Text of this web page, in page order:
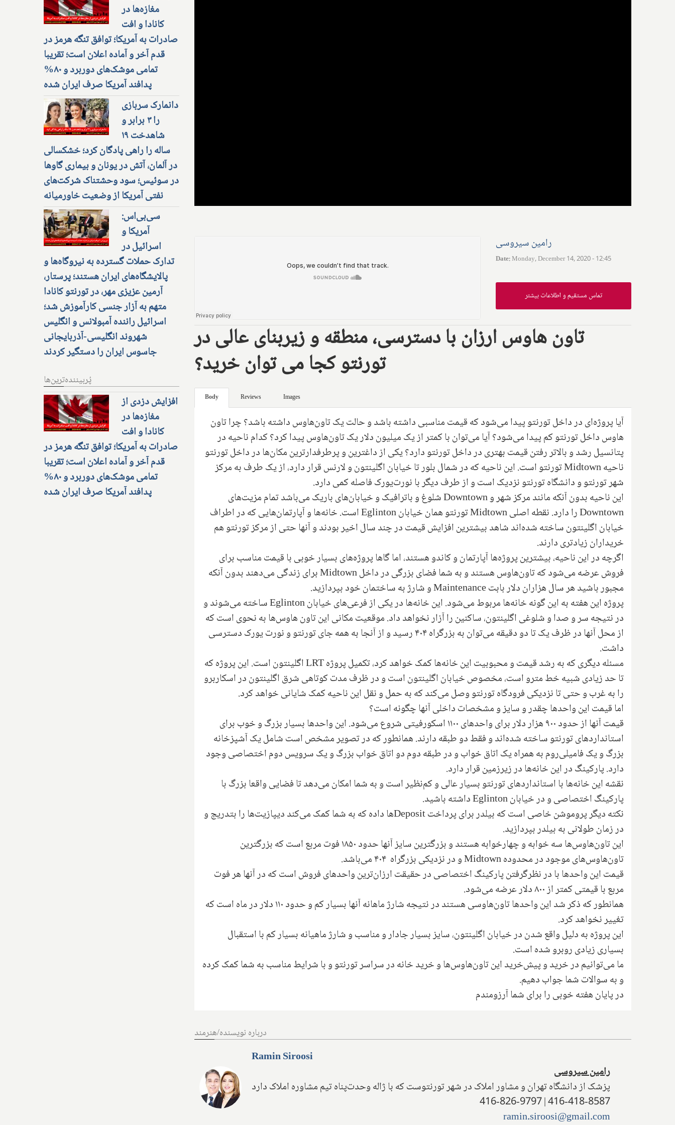
رامین سیروسی
Date:Monday, December 14, 2020 - 12:45
تماس مستقیم و اطلاعات بیشتر
تاون هاوس ارزان با دسترسی، منطقه و زیربنای عالی در
تورنتو کجا می توان خرید؟
Body Reviews Images
آیا پروژه‌ای در داخل تورنتو پیدا می‌شود که قیمت مناسبی داشته باشد و حالت یک تاون‌هاوس داشته باشد؟ چرا تاون
هاوس داخل تورنتو کم پیدا می‌شود؟ آیا می‌توان با کمتر از یک میلیون دلار یک تاون‌هاوس پیدا کرد؟ کدام ناحیه در
پتانسیل رشد و بالاتر رفتن قیمت بهتری در داخل تورنتو دارد؟ یکی از داغترین و پرطرفدارترین مکان‌ها در داخل تورنتو
ناحیهMidtownتورنتو است. این ناحیه که در شمال بلور تا خیابان اگلینتون و لارنس قرار دارد، از یک طرف به مرکز
شهر تورنتو و دانشگاه تورنتو نزدیک است و از طرف دیگر با نورت‌یورک فاصله کمی دارد.
این ناحیه بدون آنکه مانند مرکز شهر وDowntownشلوغ و باترافیک و خیابان‌های باریک می‌باشد تمام مزیت‌های
Downtownرا دارد. نقطه اصلیMidtownتورنتو همان خیابانEglintonاست. خانه‌ها و آپارتمان‌هایی که در اطراف
خیابان اگلینتون ساخته شده‌اند شاهد بیشترین افزایش قیمت در چند سال اخیر بودند و آنها حتی از مرکز تورنتو هم
خریداران زیادتری دارند.
اگرچه در این ناحیه، بیشترین پروژه‌ها آپارتمان و کاندو هستند، اما گاها پروژه‌های بسیار خوبی با قیمت مناسب برای
فروش عرضه می‌شود که تاون‌هاوس هستند و به شما فضای بزرگی در داخلMidtownبرای زندگی می‌دهند بدون آنکه
مجبور باشید هر سال هزاران دلار بابت‌Maintenanceو شارژ به ساختمان خود بپردازید.
پروژه این هفته به این گونه خانه‌ها مربوط می‌شود. این خانه‌ها در یکی از فرعی‌های خیابانEglintonساخته می‌شوند و
در نتیجه سر و صدا و شلوغی اگلینتون، ساکنین را آزار نخواهد داد. موقعیت مکانی این تاون هاوس‌ها به نحوی است که
از محل آنها در ظرف یک تا دو دقیقه می‌توان به بزرگراه۴۰۴رسید و از آنجا به همه جای تورنتو و نورت یورک دسترسی
داشت.
مسئله دیگری که به رشد قیمت و محبوبیت این خانه‌ها کمک خواهد کرد، تکمیل پروژهLRTاگلینتون است. این پروژه که
تا حد زیادی شبیه خط مترو است، مخصوص خیابان اگلینتون است و در ظرف مدت کوتاهی شرق اگلینتون در اسکاربرو
را به غرب و حتی تا نزدیکی فرودگاه تورنتو وصل می‌کند که به حمل و نقل این ناحیه کمک شایانی خواهد کرد.
اما قیمت این واحدها چقدر و سایز و مشخصات داخلی آنها چگونه است؟
قیمت آنها از حدود ۹۰۰ هزار دلار برای واحدهای ۱۱۰۰ اسکورفیتی شروع می‌شود. این واحدها بسیار بزرگ و خوب برای
استانداردهای تورنتو ساخته شده‌اند و فقط دو طبقه دارند. همانطور که در تصویر مشخص است شامل یک آشپزخانه
بزرگ و یک فامیلی‌روم به همراه یک اتاق خواب و در طبقه دوم دو اتاق خواب بزرگ و یک سرویس دوم اختصاصی وجود
دارد. پارکینگ در این خانه‌ها در زیرزمین قرار دارد.
نقشه این خانه‌ها با استانداردهای تورنتو بسیار عالی و کم‌نظیر است و به شما امکان می‌دهد تا فضایی واقعا بزرگ با
پارکینگ اختصاصی و در خیابانEglintonداشته باشید.
نکته دیگر پروموشن خاصی است که بیلدر برای پرداختDeposit‌ها داده که به شما کمک می‌کند دیپازیت‌ها را بتدریج و
در زمان طولانی به بیلدر بپردازید.
این تاون‌هاوس‌ها سه خوابه و چهارخوابه هستند و بزرگترین سایز آنها حدود ۱۸۵۰ فوت مربع است که بزرگترین
تاون‌هاوس‌های موجود در محدودهMidtownو در نزدیکی بزرگراه ۴۰۴می‌باشد.
قیمت این واحدها با در نظرگرفتن پارکینگ اختصاصی در حقیقت ارزان‌ترین واحدهای فروش است که در آنها هر فوت
مربع با قیمتی کمتر از ۸۰۰ دلار عرضه می‌شود.
همانطور که ذکر شد این واحدها تاون‌هاوسی هستند در نتیجه شارژ ماهانه آنها بسیار کم و حدود ۱۱۰ دلار در ماه است که
تغییر نخواهد کرد.
این پروژه به دلیل واقع شدن در خیابان اگلینتون، سایز بسیار جادار و مناسب و شارژ ماهیانه بسیار کم با استقبال
بسیاری زیادی روبرو شده است.
ما می‌توانیم در خرید و پیش‌خرید این تاون‌هاوس‌ها و‌ خرید خانه در سراسر تورنتو و با شرایط مناسب به شما کمک کرده
و به سوالات شما جواب دهیم.
در پایان هفته خوبی را برای شما آرزومندم
درباره نویسنده/هنرمند
Ramin Siroosi
رامین سیروسی
پزشک از دانشگاه تهران و مشاور املاک در شهر تورنتوست که با ژاله وحدت‌پناه تیم مشاوره املاک دارد
416-418-8587 | 416-826-9797
ramin.siroosi@gmail.com
مغازه‌ها در
کانادا و افت
صادرات به آمریکا؛ توافق تنگه هرمز در
قدم آخر و آماده اعلان است؛ تقریبا
تمامی موشک‌های دوربرد و ۸۰%
پدافند آمریکا صرف ایران شده
دانمارک سربازی
را ۳ برابر و
شاهدخت ۱۹
ساله را راهی پادگان کرد؛ خشکسالی
در آلمان، آتش در یونان و بیماری گاوها
در سوئیس؛ سود وحشتناک شرکت‌های
نفتی آمریکا از وضعیت خاورمیانه
سی‌بی‌اس:
آمریکا و
اسرائیل در
تدارک حملات گسترده به نیروگاه‌ها و
پالایشگاه‌های ایران هستند؛ پرستار،
آرمین عزیزی مهر، در تورنتو کانادا
متهم به آزار جنسی کارآموزش شد؛
اسرائیل راننده آمبولانس و انگلیس
شهروند انگلیسی-آذربایجانی
جاسوس ایران را دستگیر کردند
پُربیننده‌ترین‌ها
افزایش دزدی از
مغازه‌ها در
کانادا و افت
صادرات به آمریکا؛ توافق تنگه هرمز در
قدم آخر و آماده اعلان است؛ تقریبا
تمامی موشک‌های دوربرد و ۸۰%
پدافند آمریکا صرف ایران شده